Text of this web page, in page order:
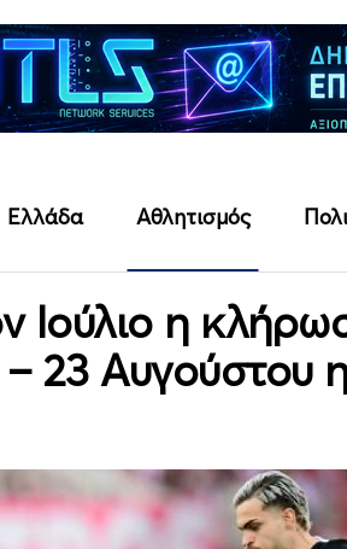
Ελλάδα Αθλητισμός
Ιούλιο η
23 Αυγούστου